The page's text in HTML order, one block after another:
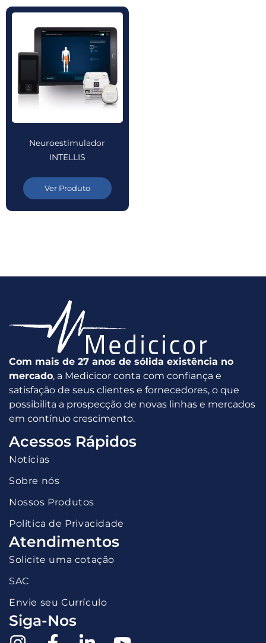
Neuroestimulador
INTELLIS
Ver Produto
Com mais de 27 anos de sólida existência no
mercado, a Medicicor conta com confiança e
satisfação de seus clientes e fornecedores, o que
possibilita a prospecção de novas linhas e mercados
em contínuo crescimento.
Acessos Rápidos
Notícias
Sobre nós
Nossos Produtos
Política de Privacidade
Atendimentos
Solicite uma cotação
SAC
Envie seu Currículo
Siga-Nos